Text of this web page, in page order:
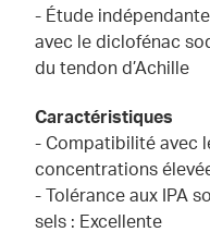
- Étude
avec le diclofénac
du tendon d’Achille
Caractéristiques
- Compatibilité avec
concentrations
- Tolérance aux IPA
sels : Excellente